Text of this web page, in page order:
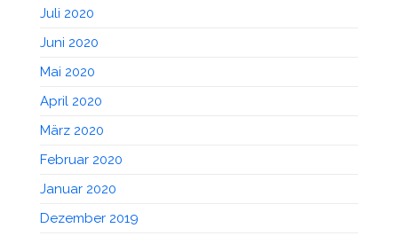
Juli 2020
Juni 2020
Mai 2020
April 2020
März 2020
Februar 2020
Januar 2020
Dezember 2019